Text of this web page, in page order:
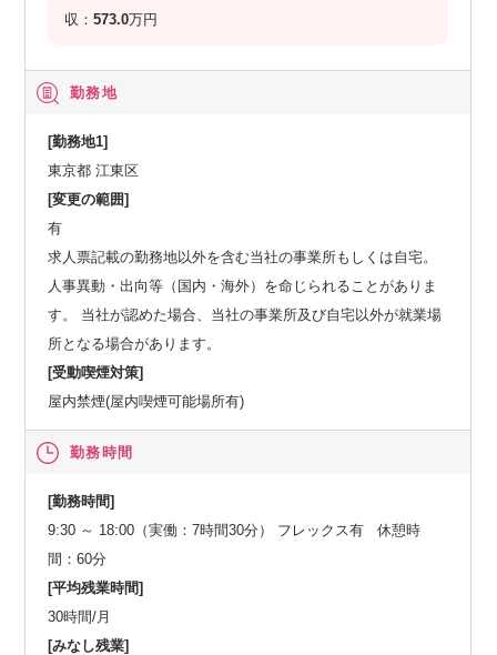
収：573.0万円
勤務地
[勤務地1]
東京都 江東区
[変更の範囲]
有
求人票記載の勤務地以外を含む当社の事業所もしくは自宅。
人事異動・出向等（国内・海外）を命じられることがありま
す。 当社が認めた場合、当社の事業所及び自宅以外が就業場
所となる場合があります。
[受動喫煙対策]
屋内禁煙(屋内喫煙可能場所有)
勤務時間
[勤務時間]
9:30 ～ 18:00（実働：7時間30分） フレックス有 休憩時
間：60分
[平均残業時間]
30時間/月
[みなし残業]